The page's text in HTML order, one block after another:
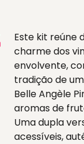
Este kit reúne
charme dos
envolvente,
tradição de
Belle Angèle
aromas de
Uma dupla
acessíveis,